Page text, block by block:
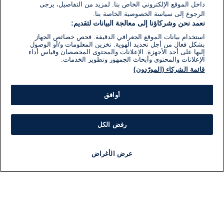
داخل الموقع الإلكتروني الخاص بنا. لمزيد من التفاصيل، يرجى
الرجوع إلى سياسة الخصوصية الخاصة بنا.
نعمد نحن وشركاؤنا إلى معالجة البيانات لتقديم:
استخدام بيانات الموقع الجغرافي الدقيقة. فحص خصائص الجهاز
بشكل فعال من أجل تحديد الهوية. تخزين المعلومات و/أو الوصول
إليها على أحد الأجهزة. الإعلانات والمحتوى المخصصان وقياس أداء
الإعلانات والمحتوى وأبحاث الجمهور وتطوير الخدمات.
قائمة الشركاء (المورّدون)
أوافق
رفض الكل
عرض الأغراض